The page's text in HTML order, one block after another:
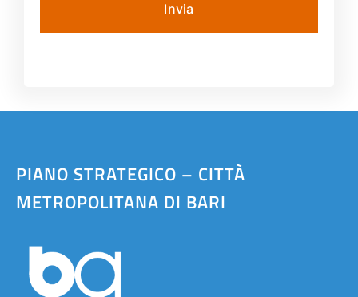
Invia
PIANO STRATEGICO – CITTÀ
METROPOLITANA DI BARI